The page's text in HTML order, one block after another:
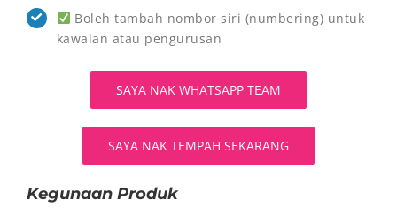
Boleh tambah nombor siri (numbering) untuk
kawalan atau pengurusan
SAYA NAK WHATSAPP TEAM
SAYA NAK TEMPAH SEKARANG
Kegunaan Produk